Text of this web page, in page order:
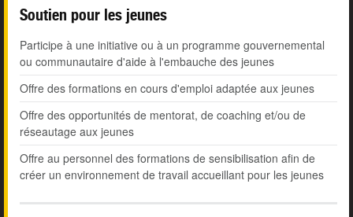
Soutien pour les jeunes
Participe à une initiative ou à un programme gouvernemental
ou communautaire d'aide à l'embauche des jeunes
Offre des formations en cours d'emploi adaptée aux jeunes
Offre des opportunités de mentorat, de coaching et/ou de
réseautage aux jeunes
Offre au personnel des formations de sensibilisation afin de
créer un environnement de travail accueillant pour les jeunes